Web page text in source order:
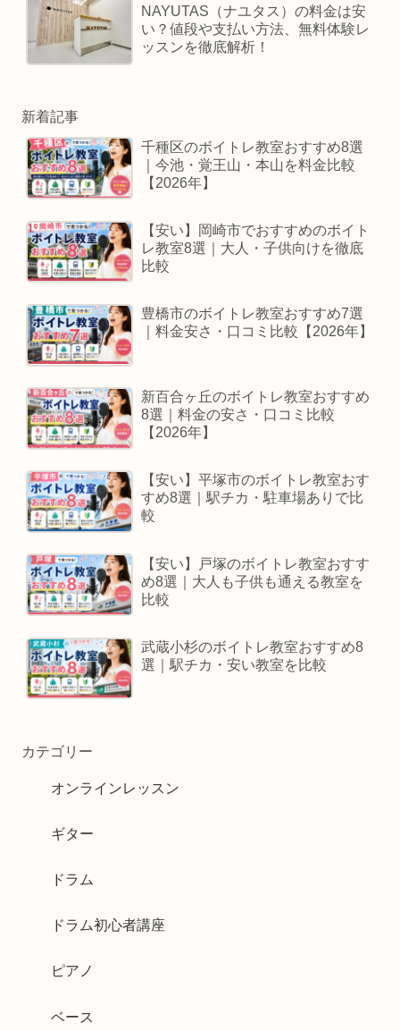
NAYUTAS（ナユタス）の料金は安
い？値段や支払い方法、無料体験レ
ッスンを徹底解析！
新着記事
千種区のボイトレ教室おすすめ8選
｜今池・覚王山・本山を料金比較
【2026年】
【安い】岡崎市でおすすめのボイト
レ教室8選｜大人・子供向けを徹底
比較
豊橋市のボイトレ教室おすすめ7選
｜料金安さ・口コミ比較【2026年】
新百合ヶ丘のボイトレ教室おすすめ
8選｜料金の安さ・口コミ比較
【2026年】
【安い】平塚市のボイトレ教室おす
すめ8選｜駅チカ・駐車場ありで比
較
【安い】戸塚のボイトレ教室おすす
め8選｜大人も子供も通える教室を
比較
武蔵小杉のボイトレ教室おすすめ8
選｜駅チカ・安い教室を比較
カテゴリー
オンラインレッスン
ギター
ドラム
ドラム初心者講座
ピアノ
ベース